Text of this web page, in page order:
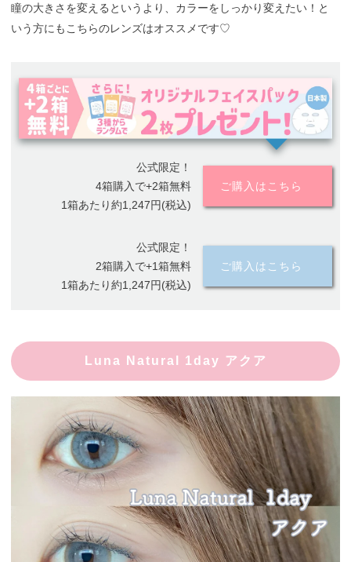
瞳の大きさを変えるというより、カラーをしっかり変えたい！と
いう方にもこちらのレンズはオススメです♡
公式限定！
4箱購入で+2箱無料
1箱あたり約1,247円(税込)
ご購入はこちら
公式限定！
2箱購入で+1箱無料
1箱あたり約1,247円(税込)
ご購入はこちら
Luna Natural 1day アクア